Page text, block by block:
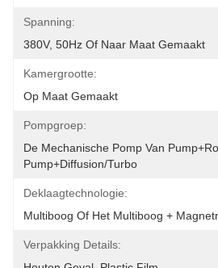
Spanning:
380V, 50Hz Of Naar Maat Gemaakt
Kamergrootte:
Op Maat Gemaakt
Pompgroep:
De Mechanische Pomp Van
Pump+Diffusion/Turbo
Deklaagtechnologie:
Multiboog Of Het Multiboog +
Verpakking Details: